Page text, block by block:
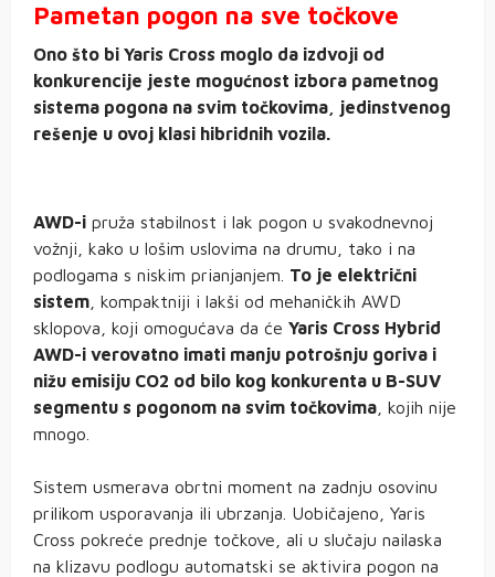
Pametan pogon na sve točkove
Ono što bi Yaris Cross moglo da izdvoji od
konkurencije jeste mogućnost izbora pametnog
sistema pogona na svim točkovima, jedinstvenog
rešenje u ovoj klasi hibridnih vozila.
AWD-i pruža stabilnost i lak pogon u svakodnevnoj
vožnji, kako u lošim uslovima na drumu, tako i na
podlogama s niskim prianjanjem. To je električni
sistem , kompaktniji i lakši od mehaničkih AWD
sklopova, koji omogućava da će Yaris Cross Hybrid
AWD-i verovatno imati manju potrošnju goriva i
nižu emisiju CO2 od bilo kog konkurenta u B-SUV
segmentu s pogonom na svim točkovima , kojih nije
mnogo.
Sistem usmerava obrtni moment na zadnju osovinu
prilikom usporavanja ili ubrzanja. Uobičajeno, Yaris
Cross pokreće prednje točkove, ali u slučaju nailaska
na klizavu podlogu automatski se aktivira pogon na